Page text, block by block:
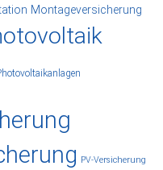
Montageversicherung
PV-Versicherung